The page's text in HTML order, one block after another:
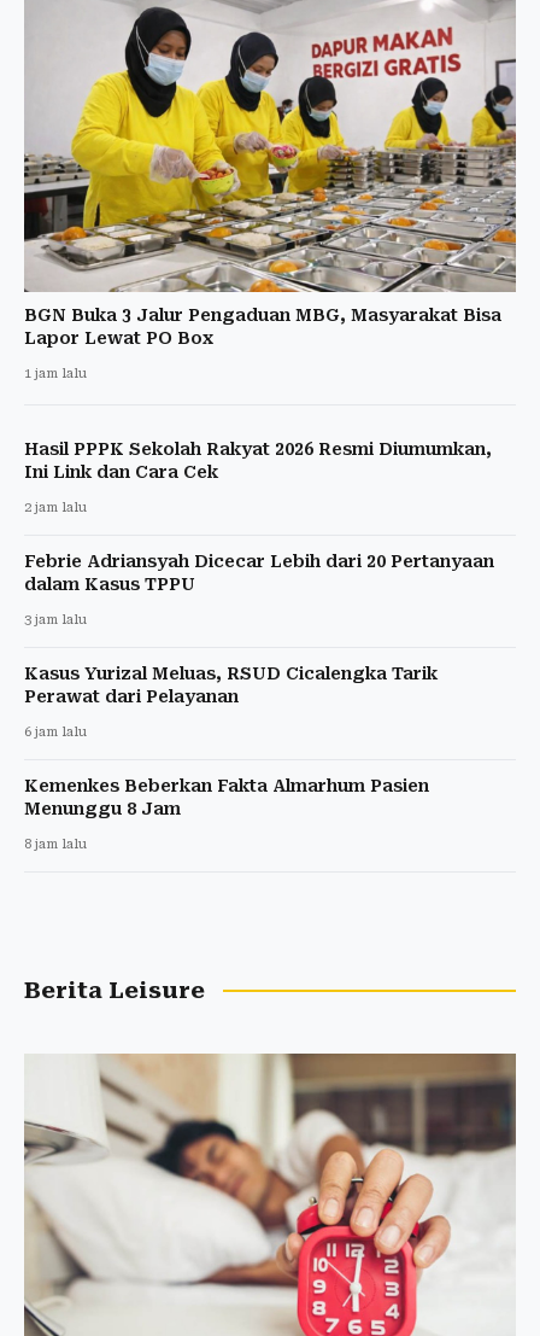
BGN Buka 3 Jalur Pengaduan MBG, Masyarakat Bisa
Lapor Lewat PO Box
1 jam lalu
Hasil PPPK Sekolah Rakyat 2026 Resmi Diumumkan,
Ini Link dan Cara Cek
2 jam lalu
Febrie Adriansyah Dicecar Lebih dari 20 Pertanyaan
dalam Kasus TPPU
3 jam lalu
Kasus Yurizal Meluas, RSUD Cicalengka Tarik
Perawat dari Pelayanan
6 jam lalu
Kemenkes Beberkan Fakta Almarhum Pasien
Menunggu 8 Jam
8 jam lalu
Berita Leisure